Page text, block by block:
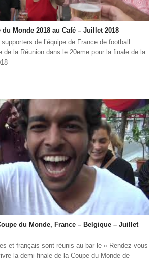
Monde 2018 au Café – Juillet 2018
de l’équipe de France de football
de la Réunion dans le 20eme pour la finale de la
du Monde, France – Belgique – Juillet
et français sont réunis au bar le « Rendez-vous
la demi-finale de la Coupe du Monde de